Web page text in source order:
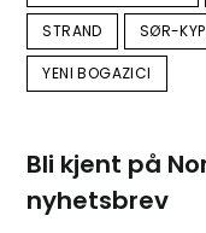
STRAND SØR-
YENI BOGAZICI
Bli kjent på
nyhetsbrev